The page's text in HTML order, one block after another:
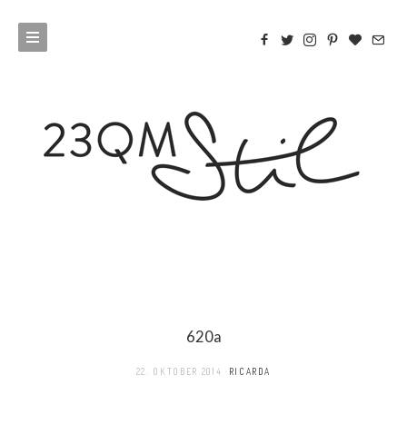
620a
22. OKTOBER 2014 RICARDA